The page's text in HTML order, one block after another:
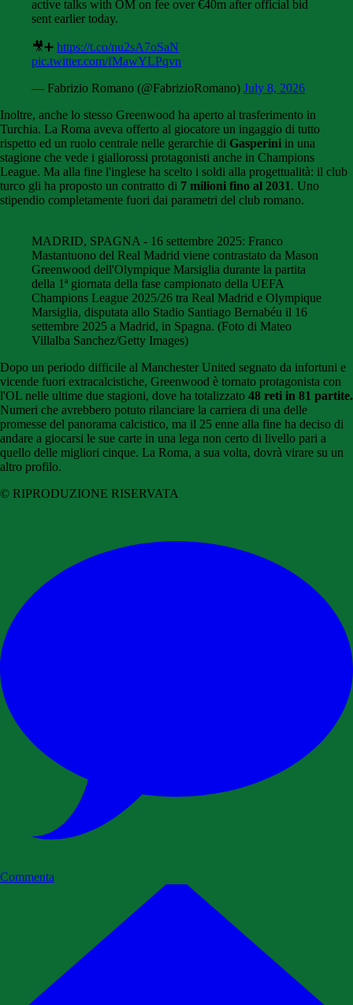
active talks with OM on fee over €40m after official bid
sent earlier today.
🎥➕ https://t.co/nu2sA7oSaN
pic.twitter.com/fMawYLPqvn
— Fabrizio Romano (@FabrizioRomano) July 8, 2026
Inoltre, anche lo stesso Greenwood ha aperto al trasferimento in
Turchia. La Roma aveva offerto al giocatore un ingaggio di tutto
rispetto ed un ruolo centrale nelle gerarchie di Gasperini in una
stagione che vede i giallorossi protagonisti anche in Champions
League. Ma alla fine l'inglese ha scelto i soldi alla progettualità: il club
turco gli ha proposto un contratto di 7 milioni fino al 2031. Uno
stipendio completamente fuori dai parametri del club romano.
MADRID, SPAGNA - 16 settembre 2025: Franco
Mastantuono del Real Madrid viene contrastato da Mason
Greenwood dell'Olympique Marsiglia durante la partita
della 1ª giornata della fase campionato della UEFA
Champions League 2025/26 tra Real Madrid e Olympique
Marsiglia, disputata allo Stadio Santiago Bernabéu il 16
settembre 2025 a Madrid, in Spagna. (Foto di Mateo
Villalba Sanchez/Getty Images)
Dopo un periodo difficile al Manchester United segnato da infortuni e
vicende fuori extracalcistiche, Greenwood è tornato protagonista con
l'OL nelle ultime due stagioni, dove ha totalizzato 48 reti in 81 partite.
Numeri che avrebbero potuto rilanciare la carriera di una delle
promesse del panorama calcistico, ma il 25 enne alla fine ha deciso di
andare a giocarsi le sue carte in una lega non certo di livello pari a
quello delle migliori cinque. La Roma, a sua volta, dovrà virare su un
altro profilo.
© RIPRODUZIONE RISERVATA
Commenta